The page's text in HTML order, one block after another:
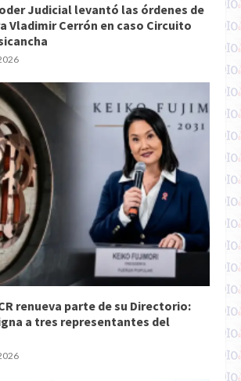
Judicial levantó las órdenes de
Vladimir Cerrón en caso Circuito
renueva parte de su Directorio:
a tres representantes del